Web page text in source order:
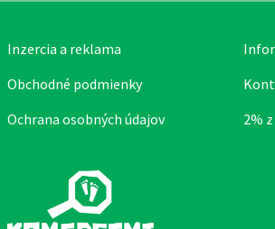
Inzercia a reklama
Obchodné podmienky
Ochrana osobných údajov
2%